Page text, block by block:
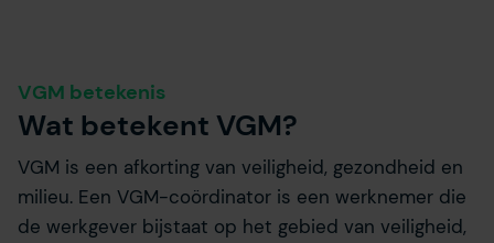
VGM betekenis
Wat betekent VGM?
VGM is een afkorting van veiligheid, gezondheid en
milieu. Een VGM-coördinator is een werknemer die
de werkgever bijstaat op het gebied van veiligheid,